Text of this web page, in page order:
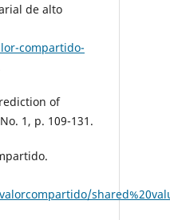
de alto
compartido-
of
1, p. 109-131.